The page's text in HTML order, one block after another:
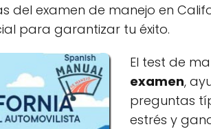
del examen de manejo en
para garantizar tu éxito.
El test de
examen,
preguntas
estrés y